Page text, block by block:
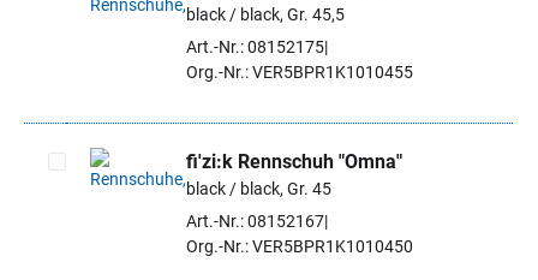
Artikel auswählen
black / black, Gr. 45,5
Art.-Nr.: 08152175
Org.-Nr.: VER5BPR1K1010455
Artikel auswählen
fi'zi:k Rennschuh "Omna"
black / black, Gr. 45
Art.-Nr.: 08152167
Org.-Nr.: VER5BPR1K1010450